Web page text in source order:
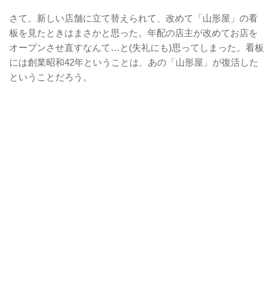
さて。新しい店舗に立て替えられて、改めて「山形屋」の看
板を見たときはまさかと思った。年配の店主が改めてお店を
オープンさせ直すなんて…と(失礼にも)思ってしまった。看板
には創業昭和42年ということは、あの「山形屋」が復活した
ということだろう。